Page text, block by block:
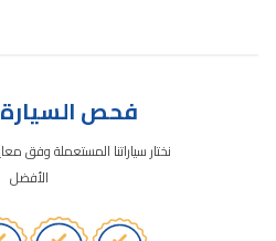
فحص
نختار سياراتنا المستعملة وفق
الأفضل